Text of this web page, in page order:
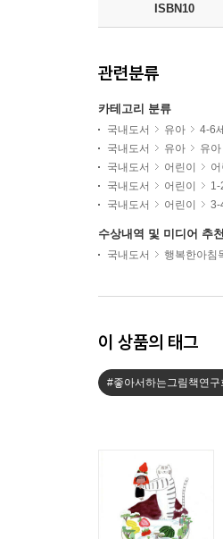
ISBN10
관련분류
카테고리 분류
국내도서 유아 4-6세
국내도서
유아 유
국내도서
어린이
국내도서
어린이 1-
국내도서
어린이 3-
수상내역 및 미디어 추
국내도서 행복한아침
이 상품의 태그
#좋아서하는그림책연구